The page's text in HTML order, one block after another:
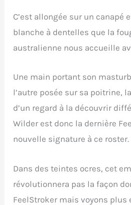
C’est allongée sur un canapé
blanche à dentelles que la
australienne nous accueille
Une main portant son
l’autre posée sur sa poitrine,
d’un regard à la découvrir
Wilder est donc la dernière
nouvelle signature à ce roster.
Dans des teintes ocres, cet
révolutionnera pas la façon
FeelStroker mais voyons plus